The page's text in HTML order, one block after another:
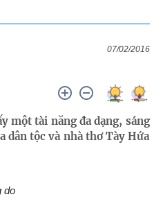
07/02/2016
một tài năng đa dạng, sáng
dân tộc và nhà thơ Tày Hứa
do